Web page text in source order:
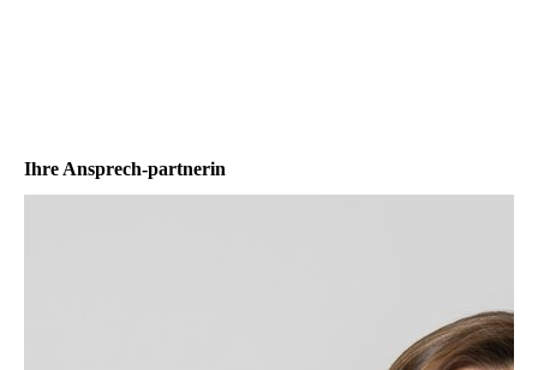
Ihre Ansprech-partnerin